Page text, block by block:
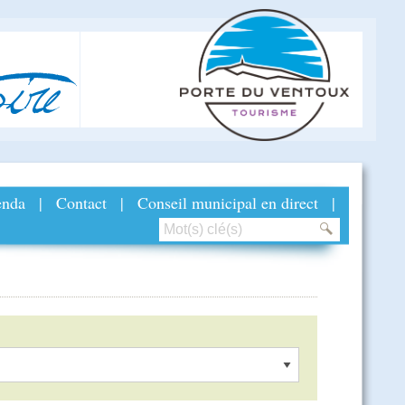
| Contact | Conseil municipal en direct |